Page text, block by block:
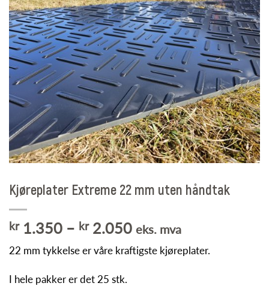
Kjøreplater Extreme 22 mm uten håndtak
kr1.350 – kr2.050Prisområde:
kr 1.350
til
eks. mva
22 mm tykkelse er våre kraftigste kjøreplater.
I hele pakker er det 25 stk.